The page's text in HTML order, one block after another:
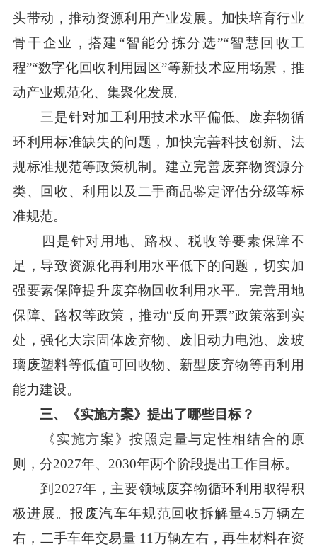
头带动，推动资源利用产业发展。加快培育行业
骨干企业，搭建“智能分拣分选”“智慧回收工
程”“数字化回收利用园区”等新技术应用场景，推
动产业规范化、集聚化发展。
三是针对加工利用技术水平偏低、废弃物循
环利用标准缺失的问题，加快完善科技创新、法
规标准规范等政策机制。建立完善废弃物资源分
类、回收、利用以及二手商品鉴定评估分级等标
准规范。
四是针对用地、路权、税收等要素保障不
足，导致资源化再利用水平低下的问题，切实加
强要素保障提升废弃物回收利用水平。完善用地
保障、路权等政策，推动“反向开票”政策落到实
处，强化大宗固体废弃物、废旧动力电池、废玻
璃废塑料等低值可回收物、新型废弃物等再利用
能力建设。
三、《实施方案》提出了哪些目标？
《实施方案》按照定量与定性相结合的原
则，分2027年、2030年两个阶段提出工作目标。
到2027年，主要领域废弃物循环利用取得积
极进展。报废汽车年规范回收拆解量4.5万辆左
右，二手车年交易量 11万辆左右，再生材料在资